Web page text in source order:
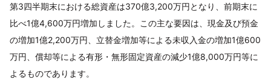
第3四半期末における総資産は370億3,200万円となり、前期末に
比べ1億4,600万円増加しました。この主な要因は、現金及び預金
の増加1億2,200万円、立替金増加等による未収入金の増加1億600
万円、償却等による有形・無形固定資産の減少1億8,000万円等に
よるものであります。